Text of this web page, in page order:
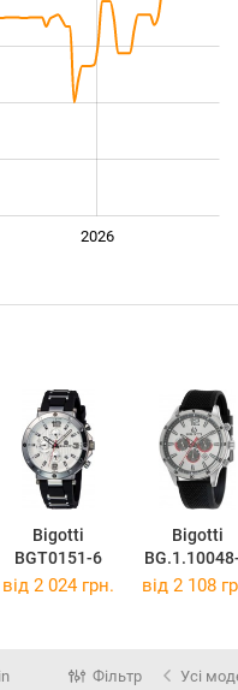
2026
Bigotti
BGT0151-6
Bigotti
від 2 024 грн. від 2 108
Фільтр Усі